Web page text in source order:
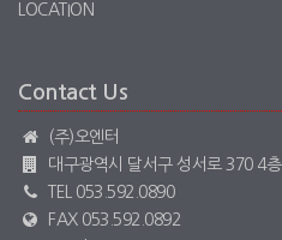
LOCATION
Contact Us
(주)오엔터
대구광역시 달서구 성서로 370 4층
TEL 053.592.0890
FAX 053.592.0892